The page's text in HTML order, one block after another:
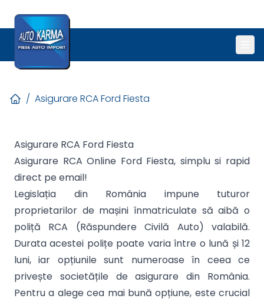
/ Asigurare RCA Ford Fiesta
Asigurare RCA Ford Fiesta
Asigurare RCA Online Ford Fiesta, simplu si rapid
direct pe email!
Legislația din România impune tuturor
proprietarilor de mașini înmatriculate să aibă o
poliță RCA (Răspundere Civilă Auto) valabilă.
Durata acestei polițe poate varia între o lună și 12
luni, iar opțiunile sunt numeroase în ceea ce
privește societățile de asigurare din România.
Pentru a alege cea mai bună opțiune, este crucial